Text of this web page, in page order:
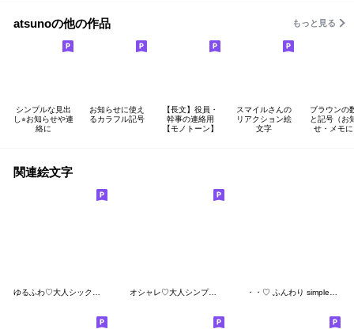
atsunoの他の作品 もっと見る
シンプルな見出
し⭐︎お知らせや連
絡に
お知らせに使え
るカラフル記号
【長文】役員・
幹事の連絡用
【モノトーン】
スマイルさんの
リアクション絵
文字
ブラウンの
と記号（お
せ・メモ
関連絵文字
オシャレ♡大人シンプルな絵文字 8